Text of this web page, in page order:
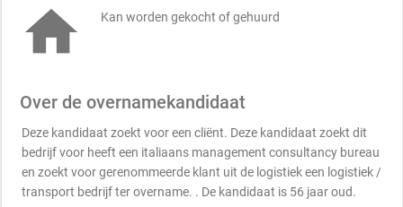
 Kan worden gekocht of gehuurd
Over de overnamekandidaat
Deze kandidaat zoekt voor een cliënt. Deze kandidaat zoekt dit
bedrijf voor heeft een italiaans management consultancy bureau
en zoekt voor gerenommeerde klant uit de logistiek een logistiek /
transport bedrijf ter overname. . De kandidaat is 56 jaar oud.